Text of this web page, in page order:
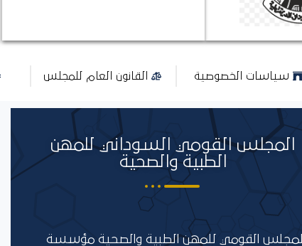
سياسات الخصوصية القانون العام للمجلس
المجلس القومي السوداني للمهن
الطبية والصحية
المجلس القومي للمهن الطبية والصحية مؤسسة